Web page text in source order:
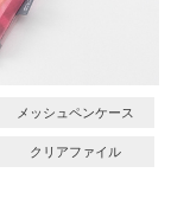
メッシュペンケース
クリアファイル